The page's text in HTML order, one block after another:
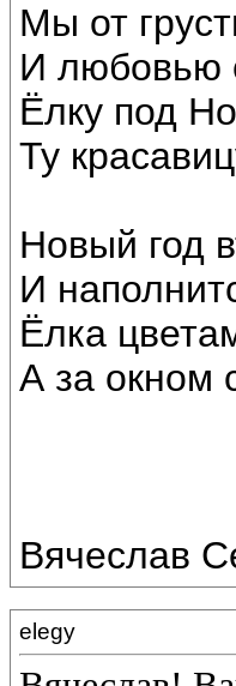
Мы от
И любовью
Ёлку под
Ту
Новый год
И
Ёлка
А за окном
Вячеслав
elegy